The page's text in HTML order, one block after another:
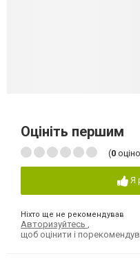
Оцініть першим
(0
Я
Ніхто ще не рекомендував
Авторизуйтесь
щоб оцінити і